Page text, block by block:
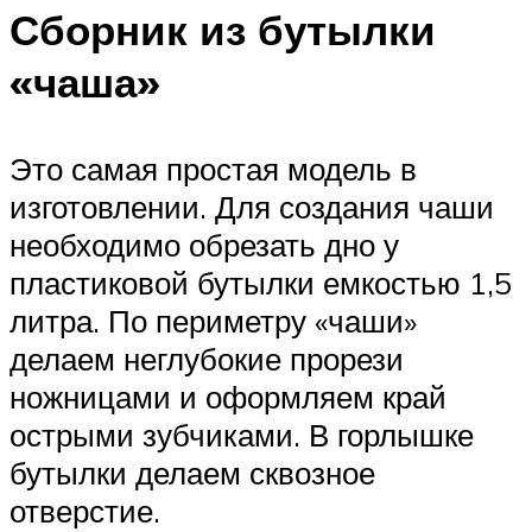
Сборник из бутылки
«чаша»
Это самая простая модель в
изготовлении. Для создания чаши
необходимо обрезать дно у
пластиковой бутылки емкостью 1,5
литра. По периметру «чаши»
делаем неглубокие прорези
ножницами и оформляем край
острыми зубчиками. В горлышке
бутылки делаем сквозное
отверстие.